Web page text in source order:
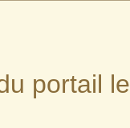
portail